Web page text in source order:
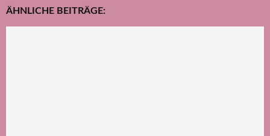
ÄHNLICHE BEITRÄGE: